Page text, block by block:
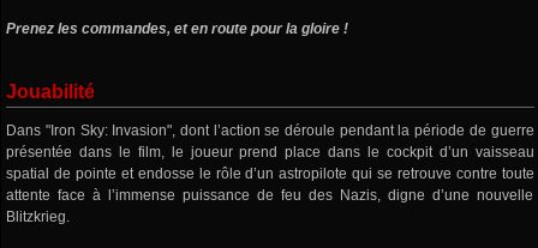
Prenez les commandes, et en route pour la gloire !
Jouabilité
Dans "Iron Sky: Invasion", dont l’action se déroule pendant la période de guerre
présentée dans le film, le joueur prend place dans le cockpit d’un vaisseau
spatial de pointe et endosse le rôle d’un astropilote qui se retrouve contre toute
attente face à l’immense puissance de feu des Nazis, digne d’une nouvelle
Blitzkrieg.